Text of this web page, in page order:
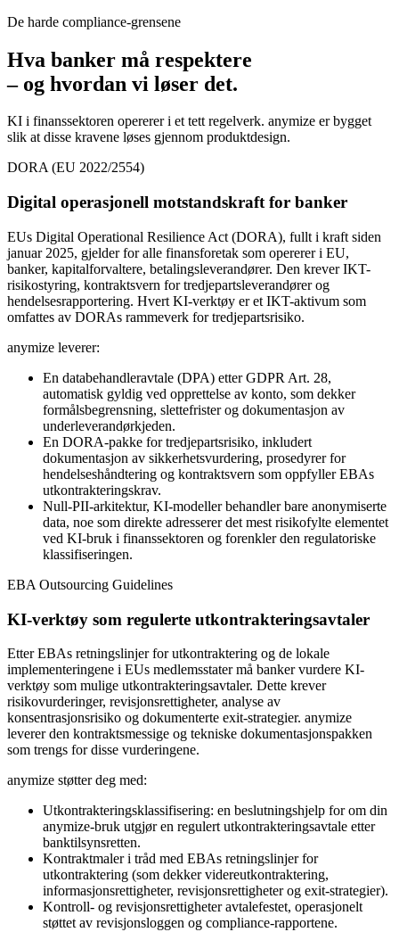
De harde compliance-grensene
Hva banker må respektere
– og hvordan vi løser det.
KI i finanssektoren opererer i et tett regelverk. anymize er bygget
slik at disse kravene løses gjennom produktdesign.
DORA (EU 2022/2554)
Digital operasjonell motstandskraft for banker
EUs Digital Operational Resilience Act (DORA), fullt i kraft siden
januar 2025, gjelder for alle finansforetak som opererer i EU,
banker, kapitalforvaltere, betalingsleverandører. Den krever IKT-
risikostyring, kontraktsvern for tredjepartsleverandører og
hendelsesrapportering. Hvert KI-verktøy er et IKT-aktivum som
omfattes av DORAs rammeverk for tredjepartsrisiko.
anymize leverer:
En databehandleravtale (DPA) etter GDPR Art. 28,
automatisk gyldig ved opprettelse av konto, som dekker
formålsbegrensning, slettefrister og dokumentasjon av
underleverandørkjeden.
En DORA-pakke for tredjepartsrisiko, inkludert
dokumentasjon av sikkerhetsvurdering, prosedyrer for
hendelseshåndtering og kontraktsvern som oppfyller EBAs
utkontrakteringskrav.
Null-PII-arkitektur, KI-modeller behandler bare anonymiserte
data, noe som direkte adresserer det mest risikofylte elementet
ved KI-bruk i finanssektoren og forenkler den regulatoriske
klassifiseringen.
EBA Outsourcing Guidelines
KI-verktøy som regulerte utkontrakteringsavtaler
Etter EBAs retningslinjer for utkontraktering og de lokale
implementeringene i EUs medlemsstater må banker vurdere KI-
verktøy som mulige utkontrakteringsavtaler. Dette krever
risikovurderinger, revisjonsrettigheter, analyse av
konsentrasjonsrisiko og dokumenterte exit-strategier. anymize
leverer den kontraktsmessige og tekniske dokumentasjonspakken
som trengs for disse vurderingene.
anymize støtter deg med:
Utkontrakteringsklassifisering: en beslutningshjelp for om din
anymize-bruk utgjør en regulert utkontrakteringsavtale etter
banktilsynsretten.
Kontraktmaler i tråd med EBAs retningslinjer for
utkontraktering (som dekker videreutkontraktering,
informasjonsrettigheter, revisjonsrettigheter og exit-strategier).
Kontroll- og revisjonsrettigheter avtalefestet, operasjonelt
støttet av revisjonsloggen og compliance-rapportene.